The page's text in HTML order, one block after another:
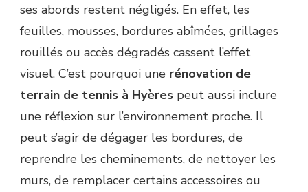
ses abords restent négligés. En effet, les
feuilles, mousses, bordures abîmées, grillages
rouillés ou accès dégradés cassent l’effet
visuel. C’est pourquoi une rénovation de
terrain de tennis à Hyères peut aussi inclure
une réflexion sur l’environnement proche. Il
peut s’agir de dégager les bordures, de
reprendre les cheminements, de nettoyer les
murs, de remplacer certains accessoires ou